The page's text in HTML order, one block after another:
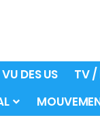
VU DES US TV /